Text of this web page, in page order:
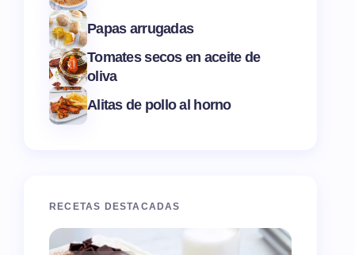
Papas arrugadas
Tomates secos en aceite de
oliva
Alitas de pollo al horno
RECETAS DESTACADAS